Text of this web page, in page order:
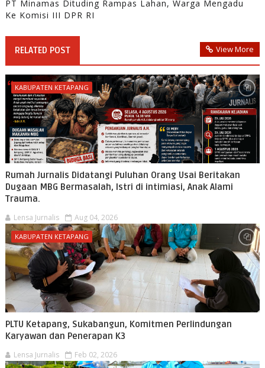
PT Minamas Dituding Rampas Lahan, Warga Mengadu
Ke Komisi III DPR RI
RELATED POST View More
KABUPATEN KETAPANG
Rumah Jurnalis Didatangi Puluhan Orang Usai Beritakan
Dugaan MBG Bermasalah, Istri di intimiasi, Anak Alami
Trauma.
Lensa Jurnalis Aug 04, 2026
KABUPATEN KETAPANG
PLTU Ketapang, Sukabangun, Komitmen Perlindungan
Karyawan dan Penerapan K3
Lensa Jurnalis Feb 02, 2026